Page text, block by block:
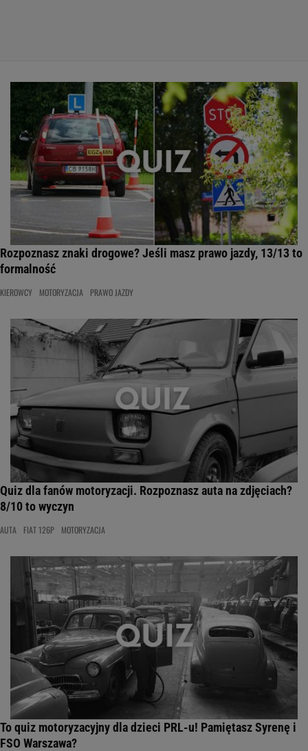
Rozpoznasz znaki drogowe? Jeśli masz prawo jazdy, 13/13 to
formalność
KIEROWCY MOTORYZACJA PRAWO JAZDY
Quiz dla fanów motoryzacji. Rozpoznasz auta na zdjęciach?
8/10 to wyczyn
AUTA FIAT 126P MOTORYZACJA
To quiz motoryzacyjny dla dzieci PRL-u! Pamiętasz Syrenę i
FSO Warszawa?